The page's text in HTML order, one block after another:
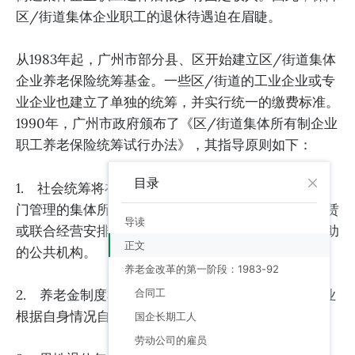
区/街道集体企业职工的退休待遇迫在眉睫。
从1983年起，广州市部分县、区开始建立区/街道集体
企业养老保险统筹基金。一些区/街道的工业企业或专
业企业也建立了单独的统筹，并实行统一的缴费标准。
1990年，广州市政府颁布了《区/街道集体所有制企业
职工养老保险统筹试行办法》，其指导原则如下：
1. 社会统筹将在区一级实施，涵盖由区/街道行政部
门管理的集体所有制企业的长期工人，包括承包、租赁
或联合经营安排的企业、合资企业和不由政府拨款资助
的公共机构。
2. 养老金制度将设立两级福利：法定基本福利和企业
根据自身情况自愿提供的补充福利。
目录
导读
正文
养老金改革的第一阶段：1983-92
合同工
国企长期工人
劳动公司的雇员